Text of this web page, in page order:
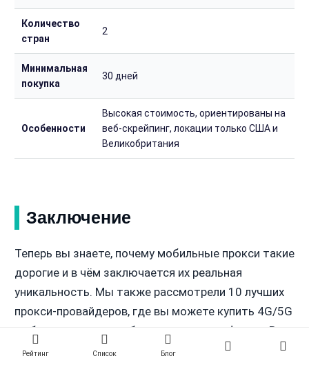
Количество
стран
2
Минимальная
покупка
30 дней
Особенности
Высокая стоимость, ориентированы на
веб-скрейпинг, локации только США и
Великобритания
Заключение
Теперь вы знаете, почему мобильные прокси такие
дорогие и в чём заключается их реальная
уникальность. Мы также рассмотрели 10 лучших
прокси-провайдеров, где вы можете купить 4G/5G
мобильные прокси с безлимитным трафиком. Вы
можете прочитать информацию о каждом из них,
Рейтинг Список Блог